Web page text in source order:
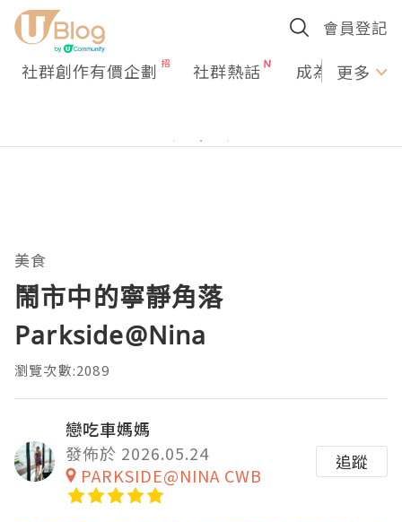
會員登記
社群創作有價企劃 社群熱話 成為U更多
美食
鬧市中的寧靜角落
Parkside@Nina
瀏覽次數:2089
戀吃車媽媽
發佈於 2026.05.24
PARKSIDE@NINA CWB
追蹤